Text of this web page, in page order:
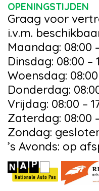
OPENINGSTIJDEN
Graag voor
i.v.m.
Maandag: 08:00
Dinsdag: 08:00 –
Woensdag: 08:00
Donderdag:
Vrijdag: 08:00 –
Zaterdag: 08:00
Zondag:
’s Avonds: op